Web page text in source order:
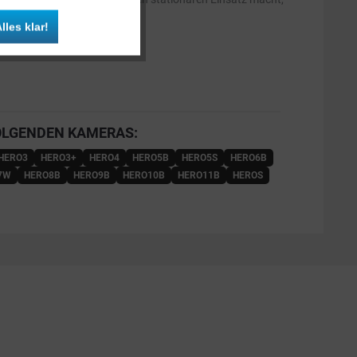
KAMERAS:
HERO3 HERO3+ HERO4 HERO5B HERO5S
HERO6B
HERO8B HERO9B HERO10B HERO11B
HEROS
Inaktiv
klar!